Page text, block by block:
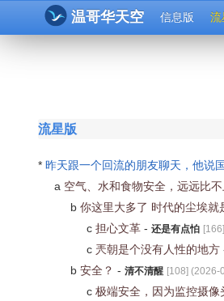
温哥华天空 信息版 流
流星版
* 昨天跟一个回流的朋友聊天，他说
a 空气、水和食物安全，远远比
b 你这里大多了 时代的尘埃
c 担心文革 - 还是有点怕 [166
c 兲朝是个没有人性的地方
b 安全？ - 清不清醒 [108] (2026-
c 极端安全，因为监控摄